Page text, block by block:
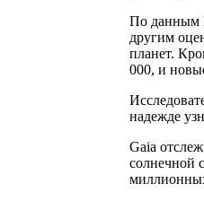
По данным
другим
планет.
000, и
надежде
Gaia
солнечной